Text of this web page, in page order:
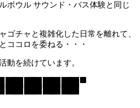
ボウル サウンド・バス体験と同じ
ゴチャと複雑化した日常を離れて、
ココロを委ねる・・・
動を続けています。